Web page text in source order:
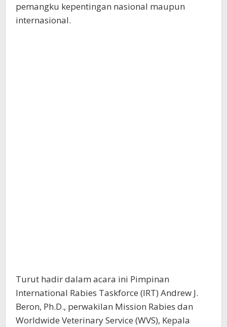
pemangku kepentingan nasional maupun
internasional.
Turut hadir dalam acara ini Pimpinan
International Rabies Taskforce (IRT) Andrew J.
Beron, Ph.D., perwakilan Mission Rabies dan
Worldwide Veterinary Service (WVS), Kepala